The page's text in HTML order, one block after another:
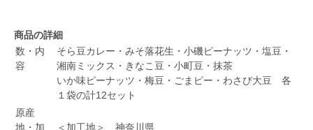
商品の詳細
数・内
容
そら豆カレー・みそ落花生・小磯ピーナッツ・塩豆・
湘南ミックス・きなこ豆・小町豆・抹茶
いか味ピーナッツ・梅豆・ごまピー・わさび大豆 各
１袋の計12セット
原産
地・加
＜加工地＞ 神奈川県